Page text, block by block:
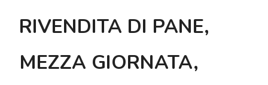
RIVENDITA DI PANE,
MEZZA GIORNATA,